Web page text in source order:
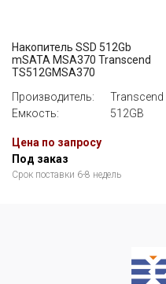
Накопитель SSD 512Gb
mSATA MSA370 Transcend
TS512GMSA370
Производитель:
Transcend
Емкость:
512GB
Цена по запросу
Под заказ
Срок поставки 6-8 недель